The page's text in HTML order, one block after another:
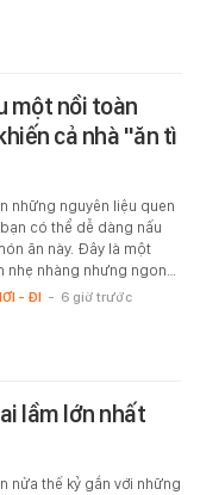
một nồi toàn
cả nhà "ăn tì
những nguyên liệu quen
có thể dễ dàng nấu
ăn này. Đây là một
nhẹ nhàng nhưng ngon…
- ĐI - 6 giờ trước
lầm lớn nhất
nửa thế kỷ gắn với những